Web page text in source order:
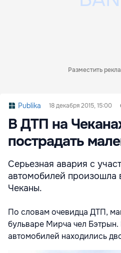
Разместить
Publika 18 декабря 2015, 15:00
В ДТП на
пострадать
Серьезная авария с
автомобилей произошла
Чеканы.
По словам очевидца ДТП,
бульваре Мирча чел
автомобилей находились